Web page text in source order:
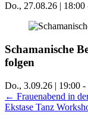
Do., 27.08.26 | 18:00
Schamanische
folgen
Do., 3.09.26 | 19:00 -
Posts
navigation
← Frauenabend in
Ekstase Tanz